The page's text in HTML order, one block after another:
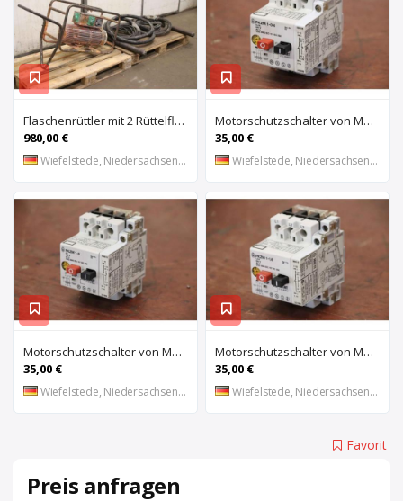
Flaschenrüttler mit 2 Rüttelflaschen von Wacker – FU-4/200SW
980,00 €
Wiefelstede, Niedersachsen, DE
Motorschutzschalter von Moeller – PKZM 1-0,4
35,00 €
Wiefelstede, Niedersachsen, DE
Motorschutzschalter von Moeller – PKZM 1-6
35,00 €
Wiefelstede, Niedersachsen, DE
Motorschutzschalter von Moeller – PKZM 1-1,6
35,00 €
Wiefelstede, Niedersachsen, DE
Favorit
Preis anfragen